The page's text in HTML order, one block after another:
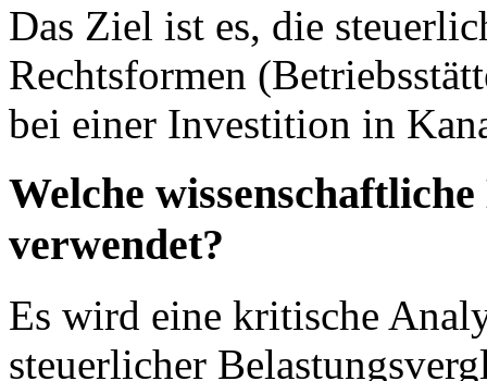
Das Ziel ist es, die
Rechtsformen
bei einer Investition in
Welche
verwendet?
Es wird eine kritische
steuerlicher